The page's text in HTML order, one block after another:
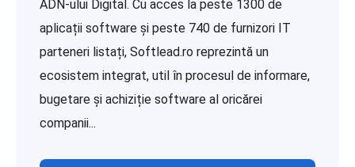
ADN-ului Digital. Cu acces la peste 1300 de
aplicații software și peste 740 de furnizori IT
parteneri listați, Softlead.ro reprezintă un
ecosistem integrat, util în procesul de informare,
bugetare și achiziție software al oricărei
companii...